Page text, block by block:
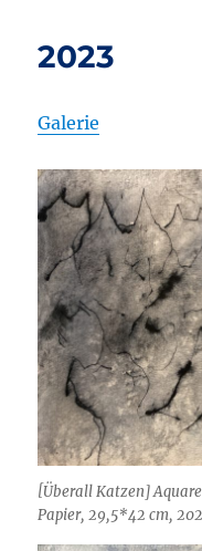
2023
Galerie
[Überall Katzen]
Papier, 29,5*42 cm,